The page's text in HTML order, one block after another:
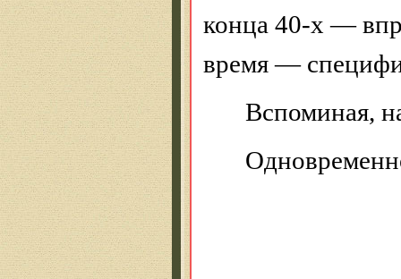
конца 40-х —
время —
Вспоминая,